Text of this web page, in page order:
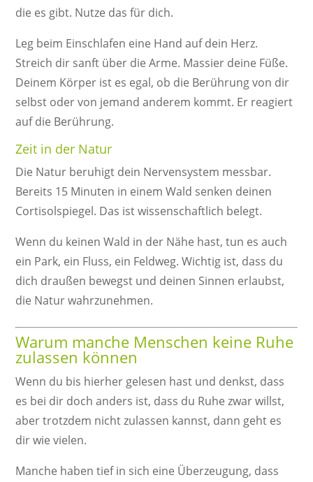
die es gibt. Nutze das für dich.
Leg beim Einschlafen eine Hand auf dein Herz.
Streich dir sanft über die Arme. Massier deine Füße.
Deinem Körper ist es egal, ob die Berührung von dir
selbst oder von jemand anderem kommt. Er reagiert
auf die Berührung.
Zeit in der Natur
Die Natur beruhigt dein Nervensystem messbar.
Bereits 15 Minuten in einem Wald senken deinen
Cortisolspiegel. Das ist wissenschaftlich belegt.
Wenn du keinen Wald in der Nähe hast, tun es auch
ein Park, ein Fluss, ein Feldweg. Wichtig ist, dass du
dich draußen bewegst und deinen Sinnen erlaubst,
die Natur wahrzunehmen.
Warum manche Menschen keine Ruhe
zulassen können
Wenn du bis hierher gelesen hast und denkst, dass
es bei dir doch anders ist, dass du Ruhe zwar willst,
aber trotzdem nicht zulassen kannst, dann geht es
dir wie vielen.
Manche haben tief in sich eine Überzeugung, dass